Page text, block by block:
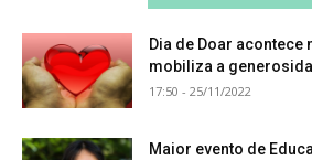
Dia de Doar acontece
mobiliza a
17:50 - 25/11/2022
Maior evento de